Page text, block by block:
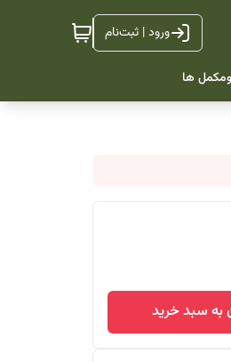
ورود | ثبت‌نام
مکمل ها
به سبد خرید